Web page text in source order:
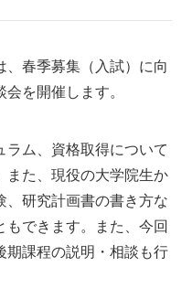
春季募集（入試）に向
を開催します。
ム、資格取得について
また、現役の大学院生か
、研究計画書の書き方な
もできます。また、今回
期課程の説明・相談も行